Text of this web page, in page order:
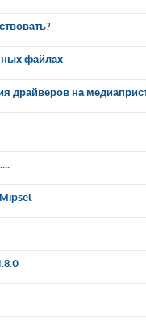
файлах
драйверов на